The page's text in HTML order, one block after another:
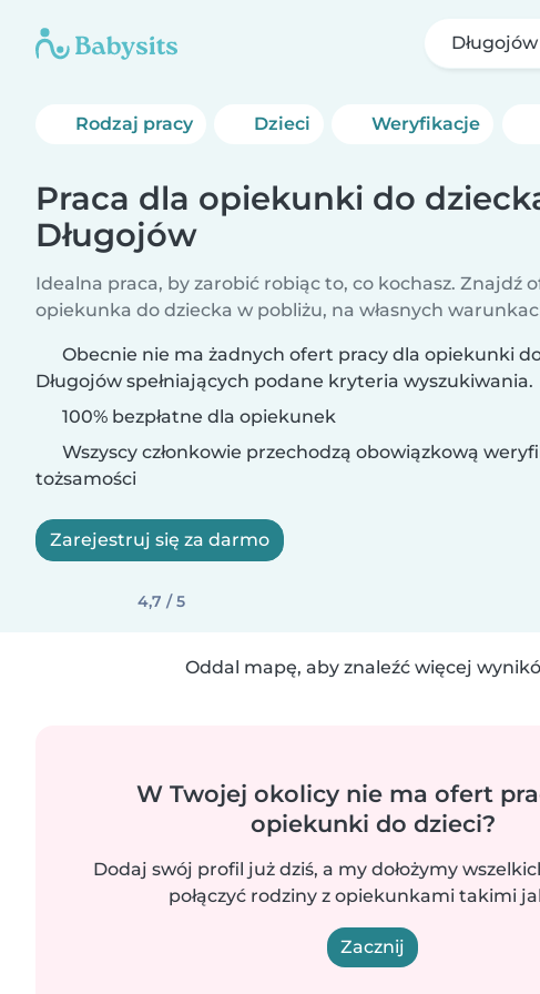
Długojów
Rodzaj pracy Dzieci Weryfikacje
Praca dla opiekunki do
Długojów
Idealna praca, by zarobić robiąc to, co kochasz. Znajdź
opiekunka do dziecka w pobliżu, na własnych
Obecnie nie ma żadnych ofert pracy dla opiekunki
Długojów spełniających podane kryteria wyszukiwania.
100% bezpłatne dla opiekunek
Wszyscy członkowie przechodzą obowiązkową
tożsamości
Zarejestruj się za darmo
4,7 / 5
Oddal mapę, aby znaleźć więcej
W Twojej okolicy nie ma ofert
opiekunki do dzieci?
Dodaj swój profil już dziś, a my dołożymy
połączyć rodziny z opiekunkami takimi
Zacznij